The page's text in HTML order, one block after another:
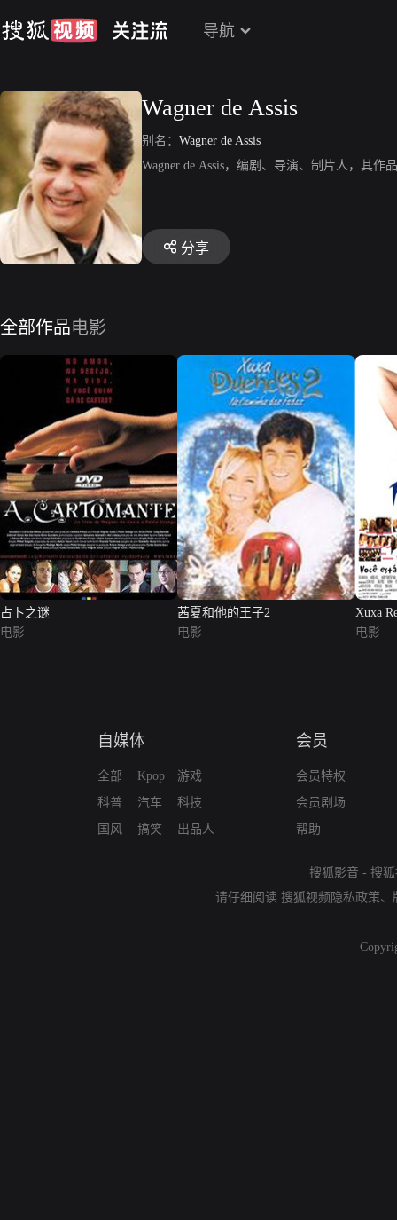
导航
Wagner de Assis
别名： Wagner de Assis
Wagner de Assis，编剧、导演、制片人，其作
分享
全部作品电影
占卜之谜
电影
茜夏和他的王子2
电影
Xuxa
电影
自媒体
全部
科普
国风
Kpop
汽车
搞笑
游戏
科技
出品人
会员
会员特权
会员剧场
帮助
搜狐影音 - 搜
请仔细阅读 搜狐视频隐私政策、